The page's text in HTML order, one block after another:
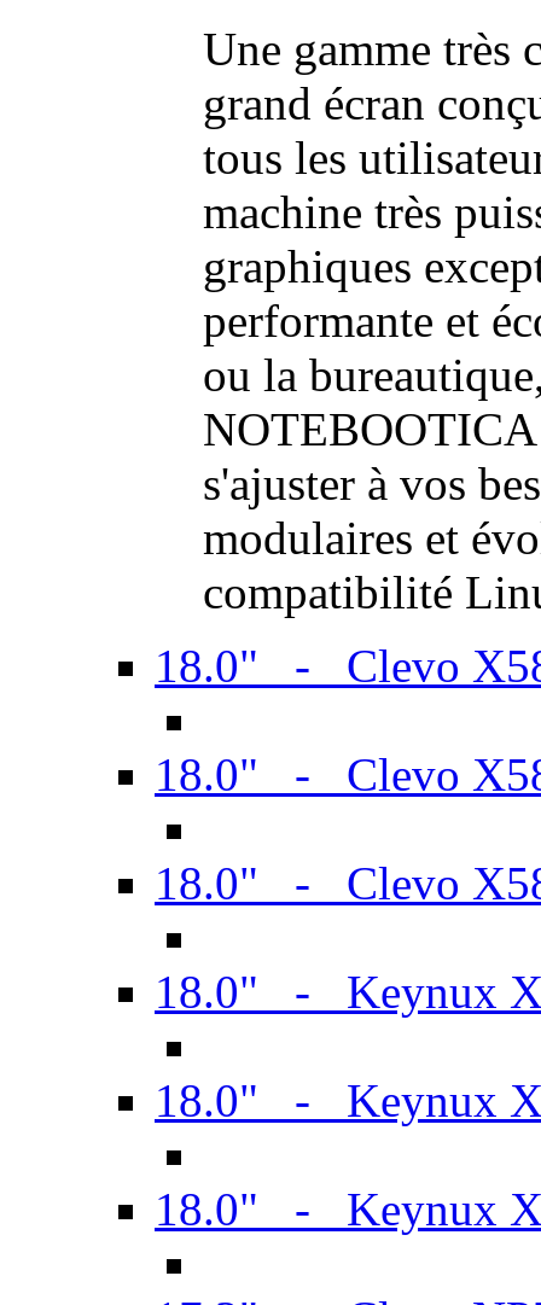
Une gamme très
grand écran
tous les
machine très
graphiques
performante et
ou la
NOTEBOOTICA
s'ajuster à vos
modulaires et
compatibilité
18.0" - Clevo
18.0" - Clevo
18.0" - Clevo
18.0" - Keynux
18.0" - Keynux
18.0" - Keynux